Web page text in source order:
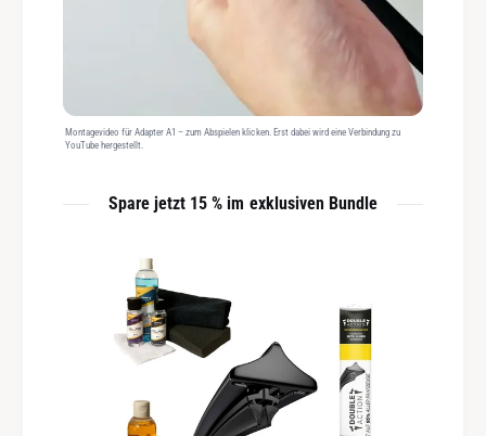
Montagevideo für Adapter A1 – zum Abspielen klicken. Erst dabei wird eine Verbindung zu
YouTube hergestellt.
Spare jetzt 15 % im exklusiven Bundle